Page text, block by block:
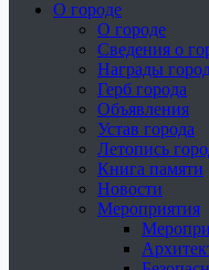
О городе
О городе
Сведения о
Награды
Герб города
Объявления
Устав города
Летопись
Книга памяти
Новости
Мероприятия